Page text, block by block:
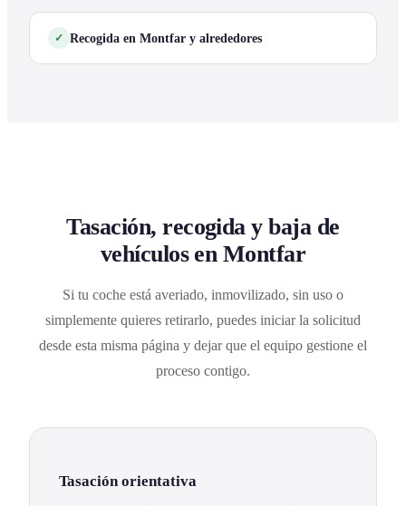
Recogida en Montfar y alrededores
Tasación, recogida y baja de
vehículos en Montfar
Si tu coche está averiado, inmovilizado, sin uso o
simplemente quieres retirarlo, puedes iniciar la solicitud
desde esta misma página y dejar que el equipo gestione el
proceso contigo.
Tasación orientativa